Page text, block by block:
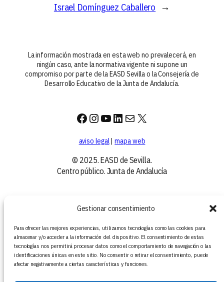
Gestionar consentimiento
Para ofrecer las mejores experiencias, utilizamos tecnologías como las cookies para
almacenar y/o acceder a la información del dispositivo. El consentimiento de estas
tecnologías nos permitirá procesar datos como el comportamiento de navegación o las
identificaciones únicas en este sitio. No consentir o retirar el consentimiento, puede
afectar negativamente a ciertas características y funciones.
Israel Domínguez Caballero →
La información mostrada en esta web no prevalecerá, en
ningún caso, ante la normativa vigente ni supone un
compromiso por parte de la EASD Sevilla o la Consejería de
Desarrollo Educativo de la Junta de Andalucía.
Facebook
Instagram
YouTube
LinkedIn
Correo electrónico
X
aviso legal|mapa web
© 2025. EASD de Sevilla.
Centro público. Junta de Andalucía